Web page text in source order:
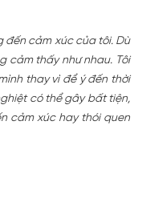
đến cảm xúc của tôi. Dù
cảm thấy như nhau. Tôi
thay vì để ý đến thời
có thể gây bất tiện,
cảm xúc hay thói quen